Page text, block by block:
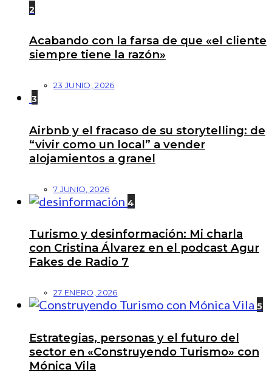
2
Acabando con la farsa de que «el cliente
siempre tiene la razón»
23 JUNIO, 2026
3
Airbnb y el fracaso de su storytelling: de
“vivir como un local” a vender
alojamientos a granel
7 JUNIO, 2026
4
Turismo y desinformación: Mi charla
con Cristina Álvarez en el podcast Agur
Fakes de Radio 7
27 ENERO, 2026
5
Estrategias, personas y el futuro del
sector en «Construyendo Turismo» con
Mónica Vila